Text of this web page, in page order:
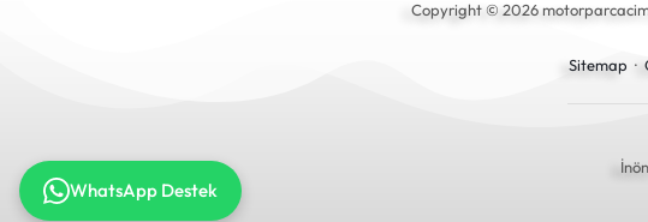
Copyright © 2026
Sitemap ·
WhatsApp Destek